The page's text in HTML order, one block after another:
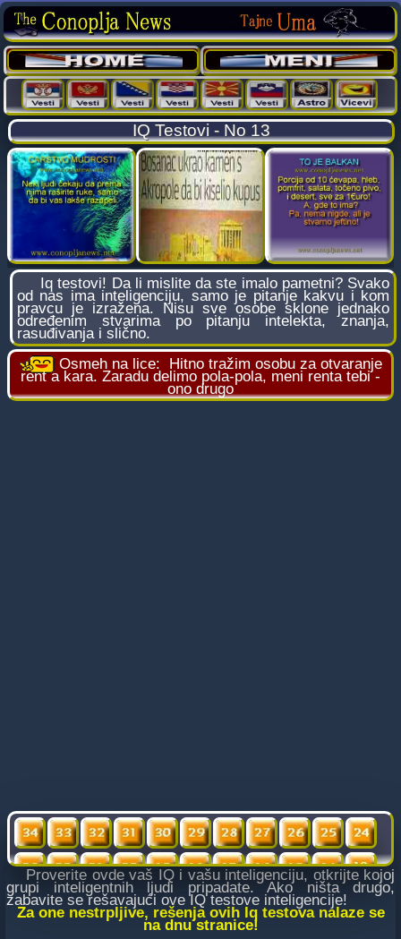
IQ Testovi - No 13
Iq testovi! Da li mislite da ste imalo pametni? Svako
od nas ima inteligenciju, samo je pitanje kakvu i kom
pravcu je izražena. Nisu sve osobe sklone jednako
određenim stvarima po pitanju intelekta, znanja,
rasuđivanja i slično.
Osmeh na lice: Hitno tražim osobu za otvaranje
rent a kara. Zaradu delimo pola-pola, meni renta tebi -
ono drugo
Proverite ovde vaš IQ i vašu inteligenciju, otkrijte kojoj
grupi inteligentnih ljudi pripadate. Ako ništa drugo,
zabavite se rešavajući ove IQ testove inteligencije!
Za one nestrpljive, rešenja ovih Iq testova nalaze se
na dnu stranice!